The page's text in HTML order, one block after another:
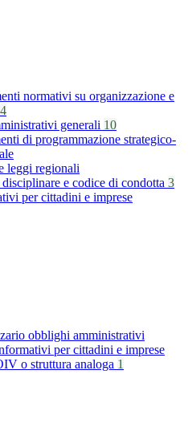
normativi su organizzazione e
4
generali 10
di programmazione strategico-
leggi regionali
e codice di condotta 3
per cittadini e imprese
obblighi amministrativi
per cittadini e imprese
o struttura analoga 1